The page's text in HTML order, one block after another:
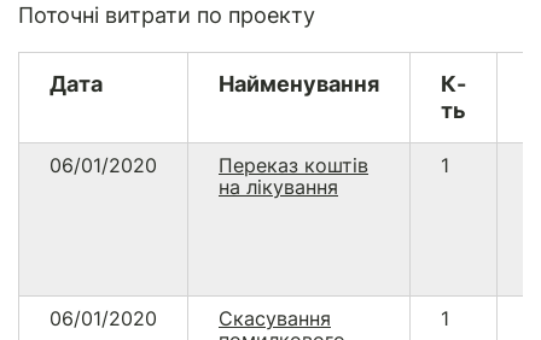
Поточні витрати по проекту
Дата Найменування
К-
ть
06/01/2020
Переказ коштів
на лікування
1
06/01/2020
Скасування
1